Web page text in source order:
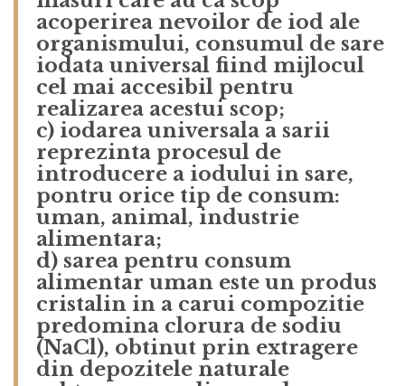
acoperirea nevoilor de iod ale
organismului, consumul de sare
iodata universal fiind mijlocul
cel mai accesibil pentru
realizarea acestui scop;
c) iodarea universala a sarii
reprezinta procesul de
introducere a iodului in sare,
pontru orice tip de consum:
uman, animal, industrie
alimentara;
d) sarea pentru consum
alimentar uman este un produs
cristalin in a carui compozitie
predomina clorura de sodiu
(NaCl), obtinut prin extragere
din depozitele naturale